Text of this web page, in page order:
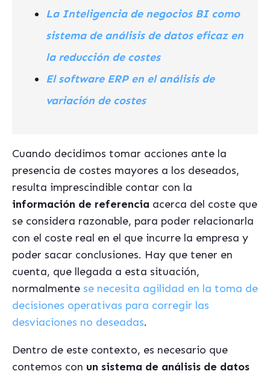
La Inteligencia de negocios BI como
sistema de análisis de datos eficaz en
la reducción de costes
El software ERP en el análisis de
variación de costes
Cuando decidimos tomar acciones ante la
presencia de costes mayores a los deseados,
resulta imprescindible contar con la
información de referencia acerca del coste que
se considera razonable, para poder relacionarla
con el coste real en el que incurre la empresa y
poder sacar conclusiones. Hay que tener en
cuenta, que llegada a esta situación,
normalmente se necesita agilidad en la toma de
decisiones operativas para corregir las
desviaciones no deseadas.
Dentro de este contexto, es necesario que
contemos con un sistema de análisis de datos